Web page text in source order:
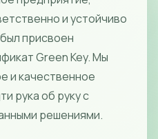
и устойчиво
присвоен
Green Key. Мы
и качественное
рука об руку с
решениями.